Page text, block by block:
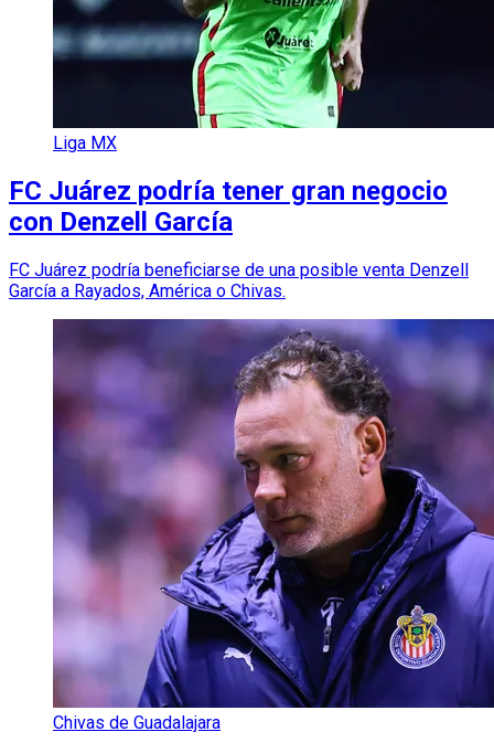
Liga MX
FC Juárez podría tener gran negocio
con Denzell García
FC Juárez podría beneficiarse de una posible venta Denzell
García a Rayados, América o Chivas.
Chivas de Guadalajara